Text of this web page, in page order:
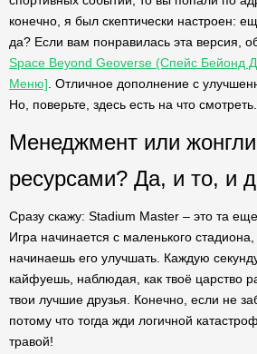
конечно, я был скептически настроен:
да? Если вам понравилась эта версия,
Space Beyond Geoverse (Спейс Бейонд
Меню] . Отличное дополнение с
Но, поверьте, здесь есть на что
Менеджмент или
ресурсами? Да, и то, и
Сразу скажу: Stadium Master – это та еще
Игра начинается с маленького
начинаешь его улучшать. Каждую
кайфуешь, наблюдая, как твоё царство
твои лучшие друзья. Конечно, если не
потому что тогда жди логичной
травой!